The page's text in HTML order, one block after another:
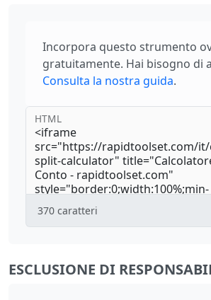
Incorpora questo strumento
gratuitamente. Hai bisogno di
Consulta la nostra guida.
HTML
370 caratteri
ESCLUSIONE DI